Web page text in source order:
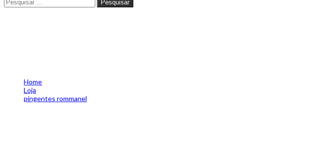
Pesquisar
Home
Loja
pingentes rommanel